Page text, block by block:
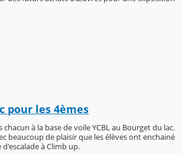
pour les 4èmes
à la base de voile YCBL au Bourget du lac.
beaucoup de plaisir que les élèves ont enchainé
à Climb up.